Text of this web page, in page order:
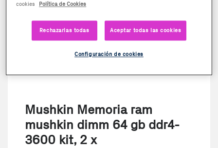
Mushkin Memoria ram
mushkin dimm 64 gb ddr4-
3600 kit, 2 x
cookies
Política de Cookies
Rechazarlas todas Aceptar todas las cookies
Configuración de cookies